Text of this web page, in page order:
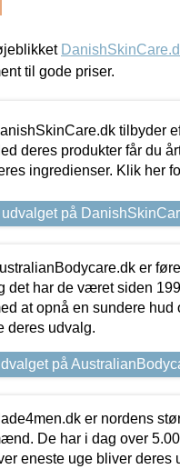
til gode priser.
tilbyder
deres produkter får du
ingredienser. Klik her
udvalget på
er
det har de været siden
at opnå en sundere
deres udvalg.
på
er nordens
De har i dag over
eneste uge bliver deres